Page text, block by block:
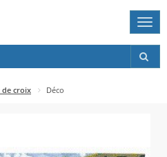
croix Déco